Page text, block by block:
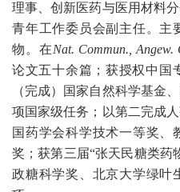
理事、创新医药与医用材料
青年工作委员会副主任。主
物。在Nat. Commun.,Angew.
论文五十余篇；获授权中国
（完成）国家自然科学基金
项国家级任务；以第二完成
国药学会科学技术一等奖、
奖；获第三届“张天民糖类药
政糖科学奖、北京大学绿叶